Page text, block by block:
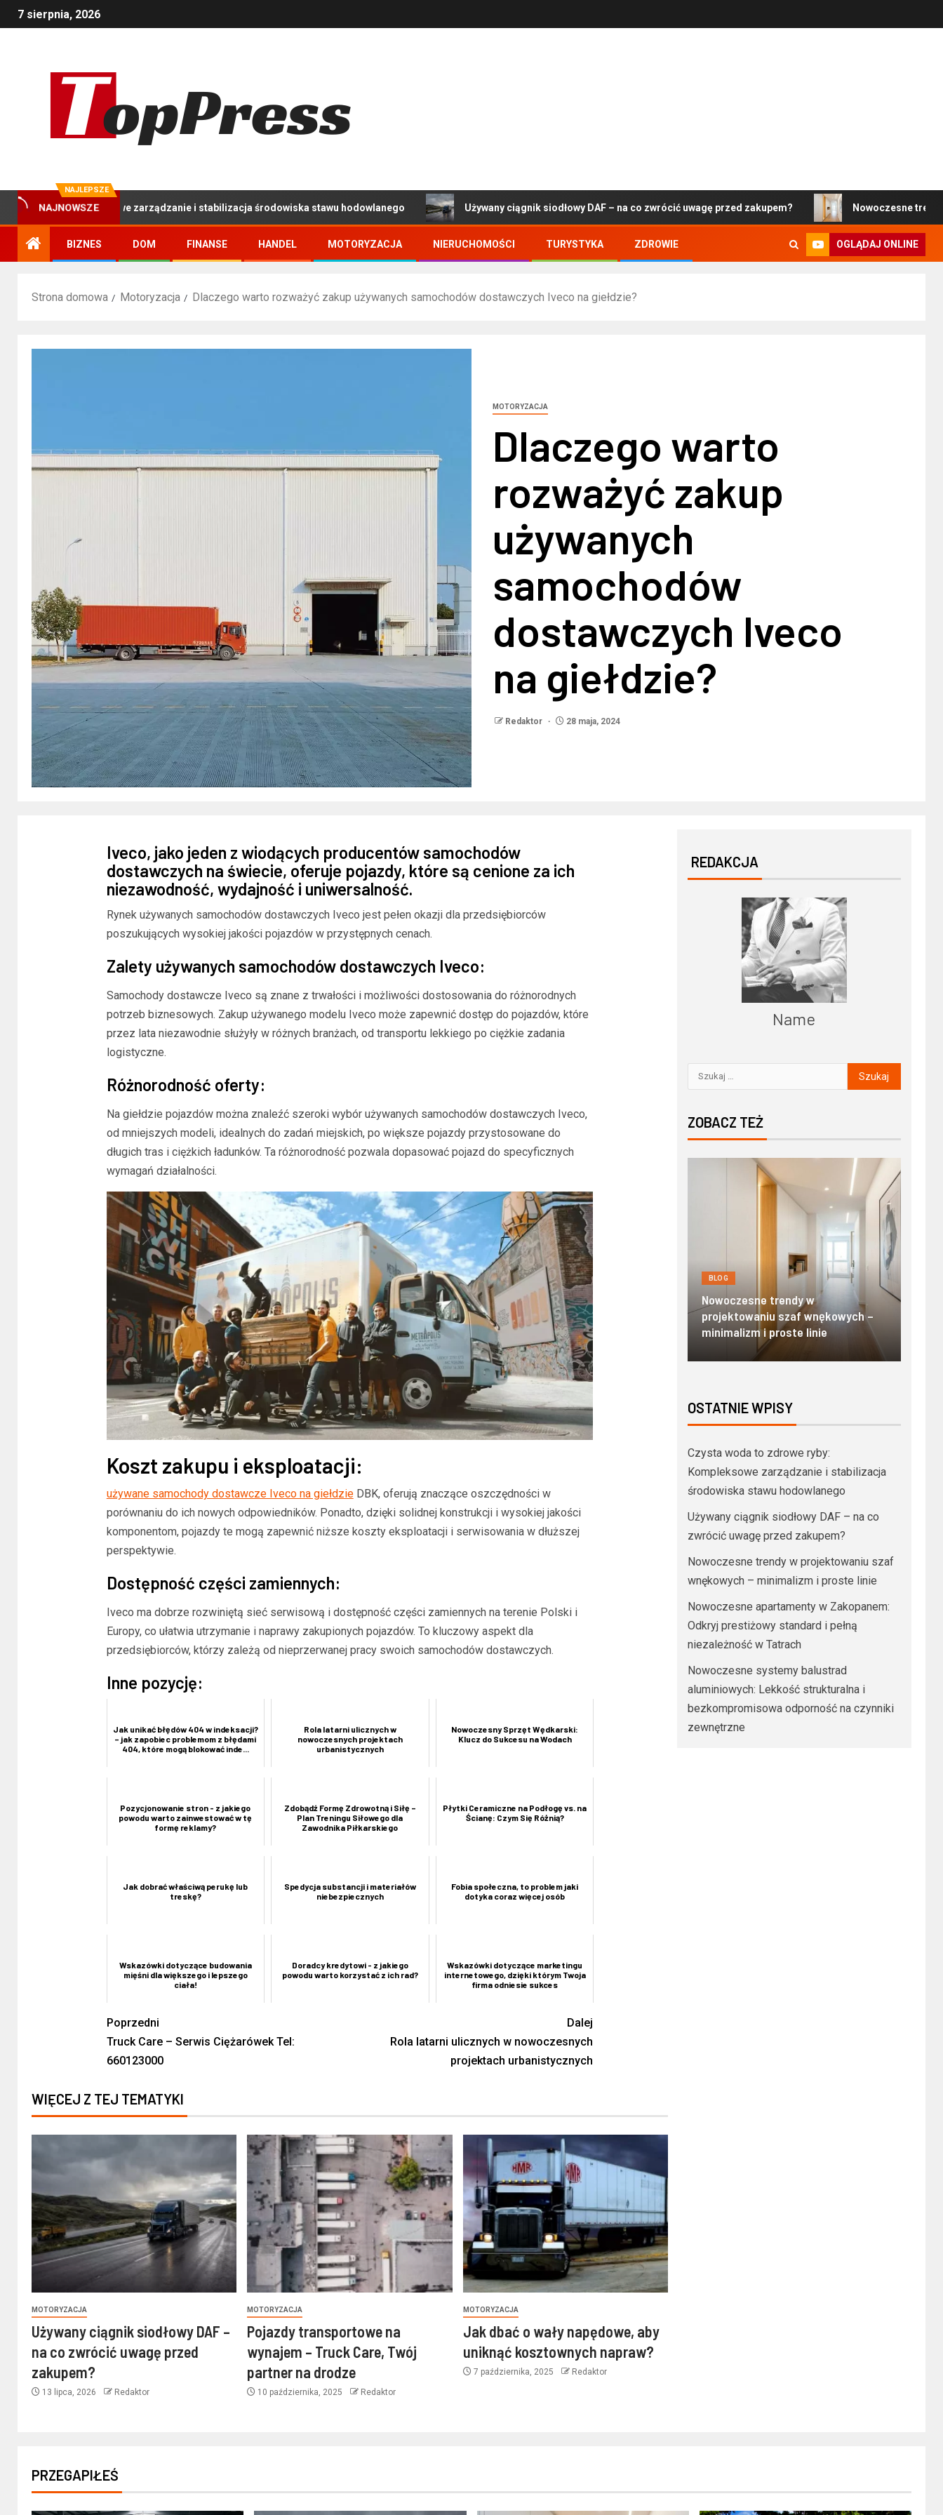
7 sierpnia, 2026
NAJLEPSZE
NAJNOWSZE
Kompleksowe zarządzanie i stabilizacja środowiska stawu hodowlanego Używany ciągnik siodłowy DAF – na co zwrócić uwagę przed zakupem? Nowoczesne trendy w
BIZNES DOM FINANSE HANDEL MOTORYZACJA NIERUCHOMOŚCI TURYSTYKA ZDROWIE OGLĄDAJ ONLINE
Strona domowa Motoryzacja Dlaczego warto rozważyć zakup używanych samochodów dostawczych Iveco na giełdzie?
MOTORYZACJA
Dlaczego warto
rozważyć zakup
używanych
samochodów
dostawczych Iveco
na giełdzie?
Redaktor 28 maja, 2024
Iveco, jako jeden z wiodących producentów samochodów
dostawczych na świecie, oferuje pojazdy, które są cenione za ich
niezawodność, wydajność i uniwersalność.
Rynek używanych samochodów dostawczych Iveco jest pełen okazji dla przedsiębiorców
poszukujących wysokiej jakości pojazdów w przystępnych cenach.
Zalety używanych samochodów dostawczych Iveco:
Samochody dostawcze Iveco są znane z trwałości i możliwości dostosowania do różnorodnych
potrzeb biznesowych. Zakup używanego modelu Iveco może zapewnić dostęp do pojazdów, które
przez lata niezawodnie służyły w różnych branżach, od transportu lekkiego po ciężkie zadania
logistyczne.
Różnorodność oferty:
Na giełdzie pojazdów można znaleźć szeroki wybór używanych samochodów dostawczych Iveco,
od mniejszych modeli, idealnych do zadań miejskich, po większe pojazdy przystosowane do
długich tras i ciężkich ładunków. Ta różnorodność pozwala dopasować pojazd do specyficznych
wymagań działalności.
Koszt zakupu i eksploatacji:
używane samochody dostawcze Iveco na giełdzieDBK, oferują znaczące oszczędności w
porównaniu do ich nowych odpowiedników. Ponadto, dzięki solidnej konstrukcji i wysokiej jakości
komponentom, pojazdy te mogą zapewnić niższe koszty eksploatacji i serwisowania w dłuższej
perspektywie.
Dostępność części zamiennych:
Iveco ma dobrze rozwiniętą sieć serwisową i dostępność części zamiennych na terenie Polski i
Europy, co ułatwia utrzymanie i naprawy zakupionych pojazdów. To kluczowy aspekt dla
przedsiębiorców, którzy zależą od nieprzerwanej pracy swoich samochodów dostawczych.
Inne pozycję:
Jak unikać błędów 404 w indeksacji?
– jak zapobiec problemom z błędami
404, które mogą blokować inde...
Rola latarni ulicznych w
nowoczesnych projektach
urbanistycznych
Nowoczesny Sprzęt Wędkarski:
Klucz do Sukcesu na Wodach
Pozycjonowanie stron - z jakiego
powodu warto zainwestować w tę
formę reklamy?
Zdobądź Formę Zdrowotną i Siłę –
Plan Treningu Siłowego dla
Zawodnika Piłkarskiego
Płytki Ceramiczne na Podłogę vs. na
Ścianę: Czym Się Różnią?
Jak dobrać właściwą perukę lub
treskę?
Spedycja substancji i materiałów
niebezpiecznych
Fobia społeczna, to problem jaki
dotyka coraz więcej osób
Wskazówki dotyczące budowania
mięśni dla większego i lepszego
ciała!
Doradcy kredytowi - z jakiego
powodu warto korzystać z ich rad?
Wskazówki dotyczące marketingu
internetowego, dzięki którym Twoja
firma odniesie sukces
Poprzedni
Truck Care – Serwis Ciężarówek Tel:
660123000
Dalej
Rola latarni ulicznych w nowoczesnych
projektach urbanistycznych
WIĘCEJ Z TEJ TEMATYKI
MOTORYZACJA
Używany ciągnik siodłowy DAF –
na co zwrócić uwagę przed
zakupem?
13 lipca, 2026 Redaktor
MOTORYZACJA
Pojazdy transportowe na
wynajem – Truck Care, Twój
partner na drodze
10 października, 2025 Redaktor
MOTORYZACJA
Jak dbać o wały napędowe, aby
uniknąć kosztownych napraw?
7 października, 2025 Redaktor
REDAKCJA
Name
ZOBACZ TEŻ
BLOG
Trwała i stylowa posadzka w sercu
domu: Nowe spojrzenie na
kuchenne płytki podłogowe
BLOG
Czysta woda to zdrowe ryby:
Kompleksowe zarządzanie i
stabilizacja środowiska stawu
hodowlanego
BLOG
Nowoczesne trendy w
projektowaniu szaf wnękowych –
minimalizm i proste linie
OSTATNIE WPISY
Czysta woda to zdrowe ryby:
Kompleksowe zarządzanie i stabilizacja
środowiska stawu hodowlanego
Używany ciągnik siodłowy DAF – na co
zwrócić uwagę przed zakupem?
Nowoczesne trendy w projektowaniu szaf
wnękowych – minimalizm i proste linie
Nowoczesne apartamenty w Zakopanem:
Odkryj prestiżowy standard i pełną
niezależność w Tatrach
Nowoczesne systemy balustrad
aluminiowych: Lekkość strukturalna i
bezkompromisowa odporność na czynniki
zewnętrzne
PRZEGAPIŁEŚ